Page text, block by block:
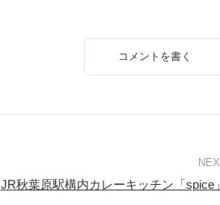
コメントを書く
JR秋葉原駅構内カレーキッチン「spice」